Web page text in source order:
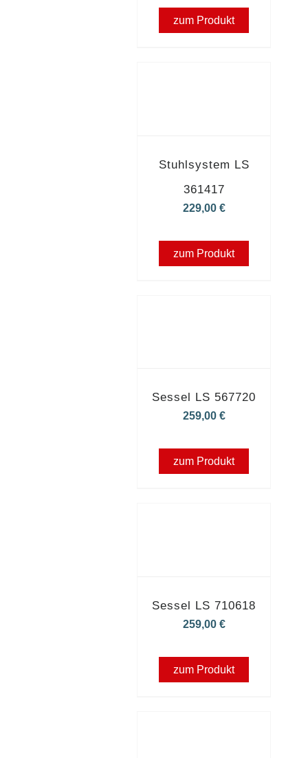
zum Produkt
Stuhlsystem LS
361417
229,00 €
zum Produkt
Sessel LS 567720
259,00 €
zum Produkt
Sessel LS 710618
259,00 €
zum Produkt